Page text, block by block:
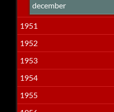
december
1951
1952
1953
1954
1955